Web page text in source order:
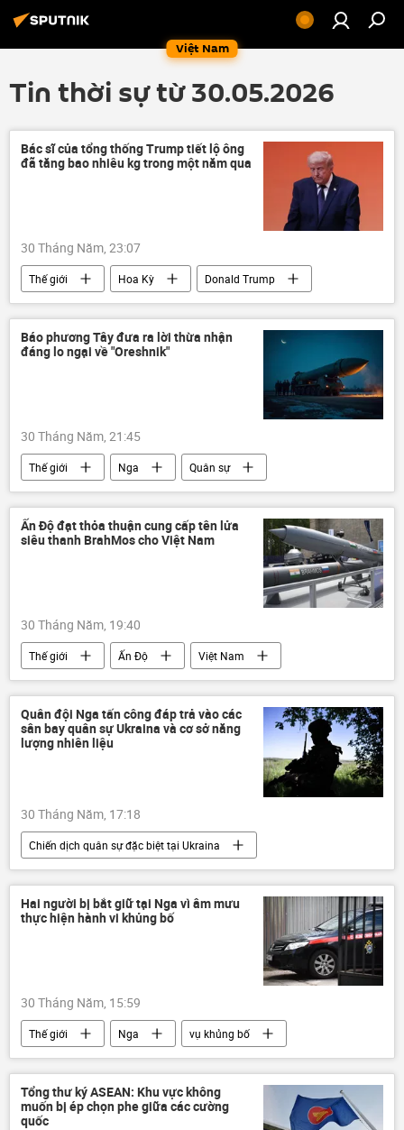
Việt Nam
Tin thời sự từ 30.05.2026
Bác sĩ của tổng thống Trump tiết lộ ông
đã tăng bao nhiêu kg trong một năm qua
30 Tháng Năm, 23:07
Thế giới Hoa Kỳ
Donald Trump
y tế
bác sĩ
Sức khoẻ
Nhà Trắng
Washington
Báo phương Tây đưa ra lời thừa nhận
đáng lo ngại về "Oreshnik"
30 Tháng Năm, 21:45
Thế giới Nga
Quân sự
Quân đội Nga
Oreshnik
Báo chí thế giới
phương Tây
Châu Âu
Cuộc khủng hoảng ở Ukraina
Ấn Độ đạt thỏa thuận cung cấp tên lửa
siêu thanh BrahMos cho Việt Nam
30 Tháng Năm, 19:40
Thế giới Ấn Độ
Việt Nam
tên lửa
tên lửa siêu thanh
BrahMos
Thỏa thuận
Singapore
Quân sự
hợp tác
Quân đội Nga tấn công đáp trả vào các
sân bay quân sự Ukraina và cơ sở năng
lượng nhiên liệu
30 Tháng Năm, 17:18
Chiến dịch quân sự đặc biệt tại Ukraina
Thế giới
Nga
Quân đội Nga
Bộ Quốc phòng Nga
năng lượng
nhiên liệu
tấn công
Hai người bị bắt giữ tại Nga vì âm mưu
thực hiện hành vi khủng bố
30 Tháng Năm, 15:59
Thế giới Nga
vụ khủng bố
khủng bố
âm mưu
Krasnodar
Ủy ban Điều tra của Nga
Tổng thư ký ASEAN: Khu vực không
muốn bị ép chọn phe giữa các cường
quốc